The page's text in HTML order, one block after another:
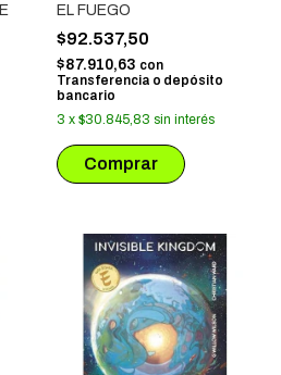
EL FUEGO
$92.537,50
$87.910,63 con
Transferencia o depósito
bancario
3 x $30.845,83 sin interés